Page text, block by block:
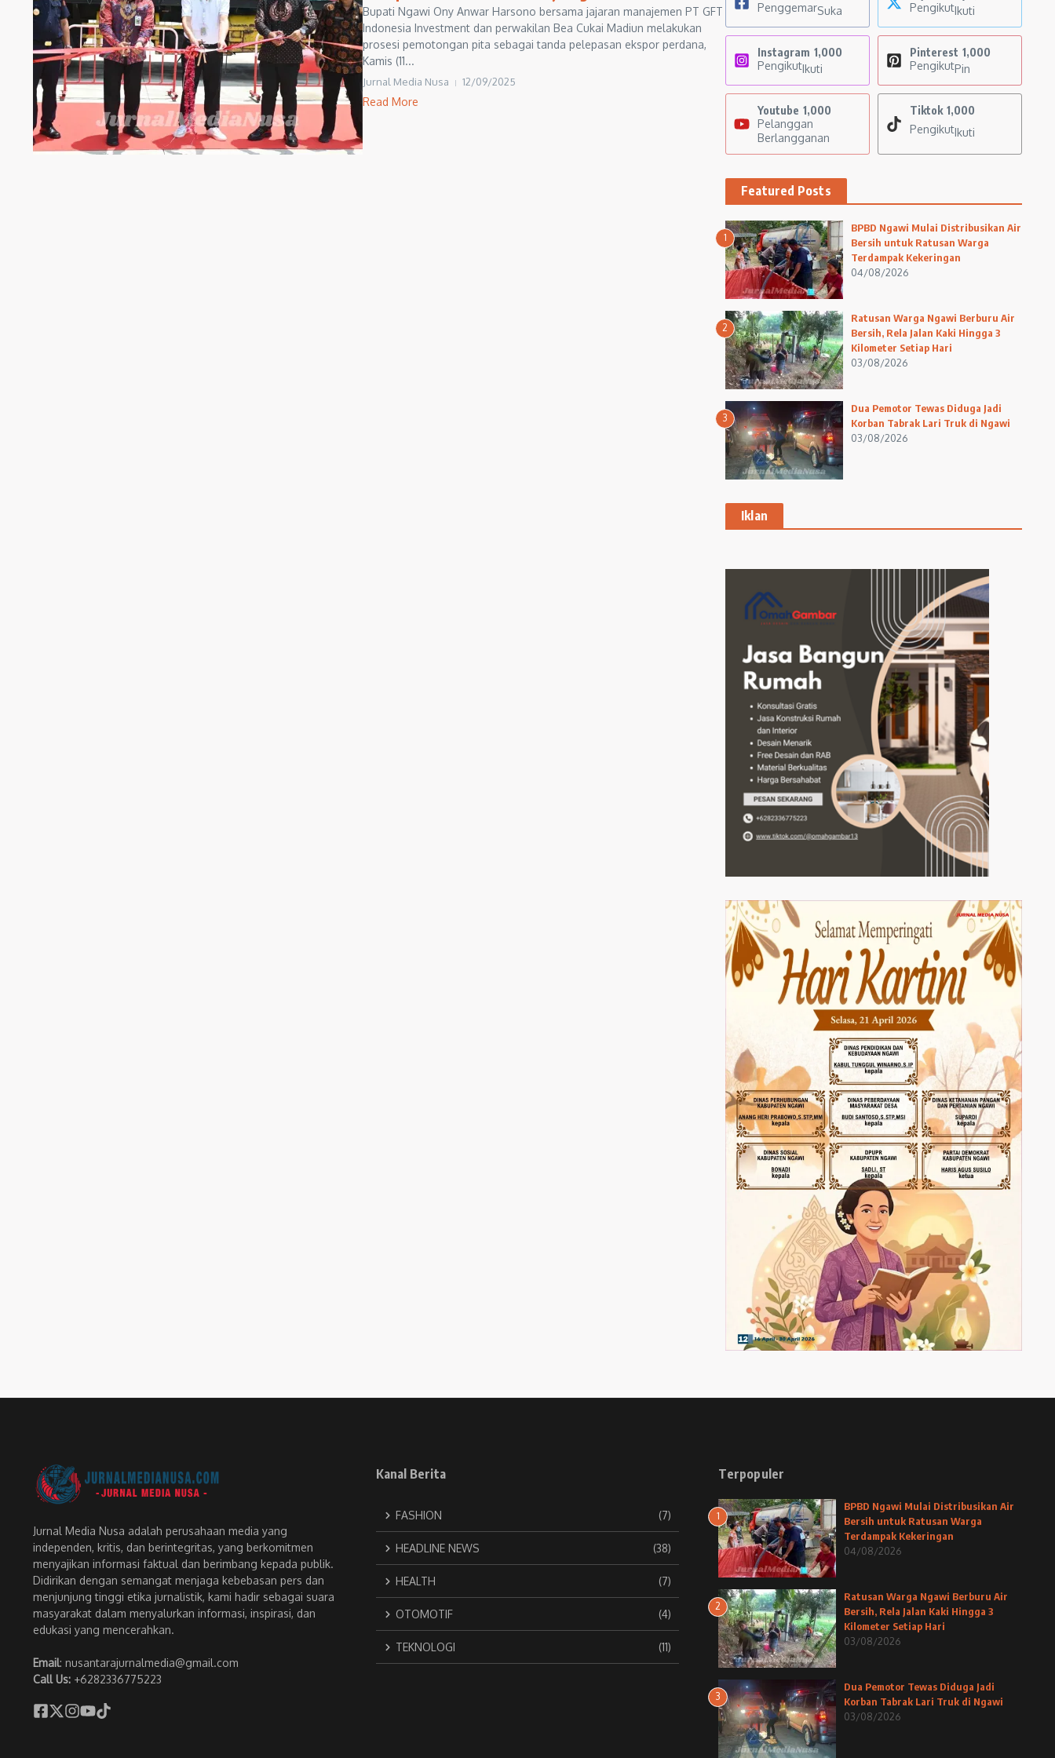
Bupati Ngawi Ony Anwar Harsono bersama jajaran manajemen PT GFT
Indonesia Investment dan perwakilan Bea Cukai Madiun melakukan
prosesi pemotongan pita sebagai tanda pelepasan ekspor perdana,
Kamis (11...
Jurnal Media Nusa 12/09/2025
Read More
PenggemarSuka
PengikutIkuti
Instagram 1,000
PengikutIkuti
Pinterest 1,000
PengikutPin
Youtube 1,000
Pelanggan
Berlangganan
Tiktok 1,000
PengikutIkuti
Featured Posts
1
BPBD Ngawi Mulai Distribusikan Air
Bersih untuk Ratusan Warga
Terdampak Kekeringan
04/08/2026
2
Ratusan Warga Ngawi Berburu Air
Bersih, Rela Jalan Kaki Hingga 3
Kilometer Setiap Hari
03/08/2026
3
Dua Pemotor Tewas Diduga Jadi
Korban Tabrak Lari Truk di Ngawi
03/08/2026
Iklan
Jurnal Media Nusa adalah perusahaan media yang
independen, kritis, dan berintegritas, yang berkomitmen
menyajikan informasi faktual dan berimbang kepada publik.
Didirikan dengan semangat menjaga kebebasan pers dan
menjunjung tinggi etika jurnalistik, kami hadir sebagai suara
masyarakat dalam menyalurkan informasi, inspirasi, dan
edukasi yang mencerahkan.
Email: nusantarajurnalmedia@gmail.com
Call Us: +6282336775223
Kanal Berita
FASHION (7)
HEADLINE NEWS (38)
HEALTH (7)
OTOMOTIF (4)
TEKNOLOGI (11)
Terpopuler
1
BPBD Ngawi Mulai Distribusikan Air
Bersih untuk Ratusan Warga
Terdampak Kekeringan
04/08/2026
2
Ratusan Warga Ngawi Berburu Air
Bersih, Rela Jalan Kaki Hingga 3
Kilometer Setiap Hari
03/08/2026
3
Dua Pemotor Tewas Diduga Jadi
Korban Tabrak Lari Truk di Ngawi
03/08/2026